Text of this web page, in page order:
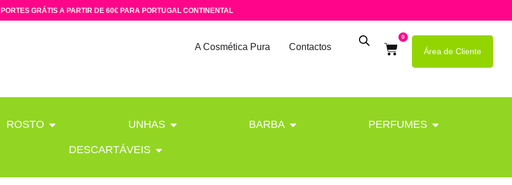
PORTES GRÁTIS A PARTIR DE 60€ PARA PORTUGAL CONTINENTAL
A Cosmética Pura Contactos
0
Área de Cliente
ROSTO UNHAS BARBA PERFUMES
DESCARTÁVEIS